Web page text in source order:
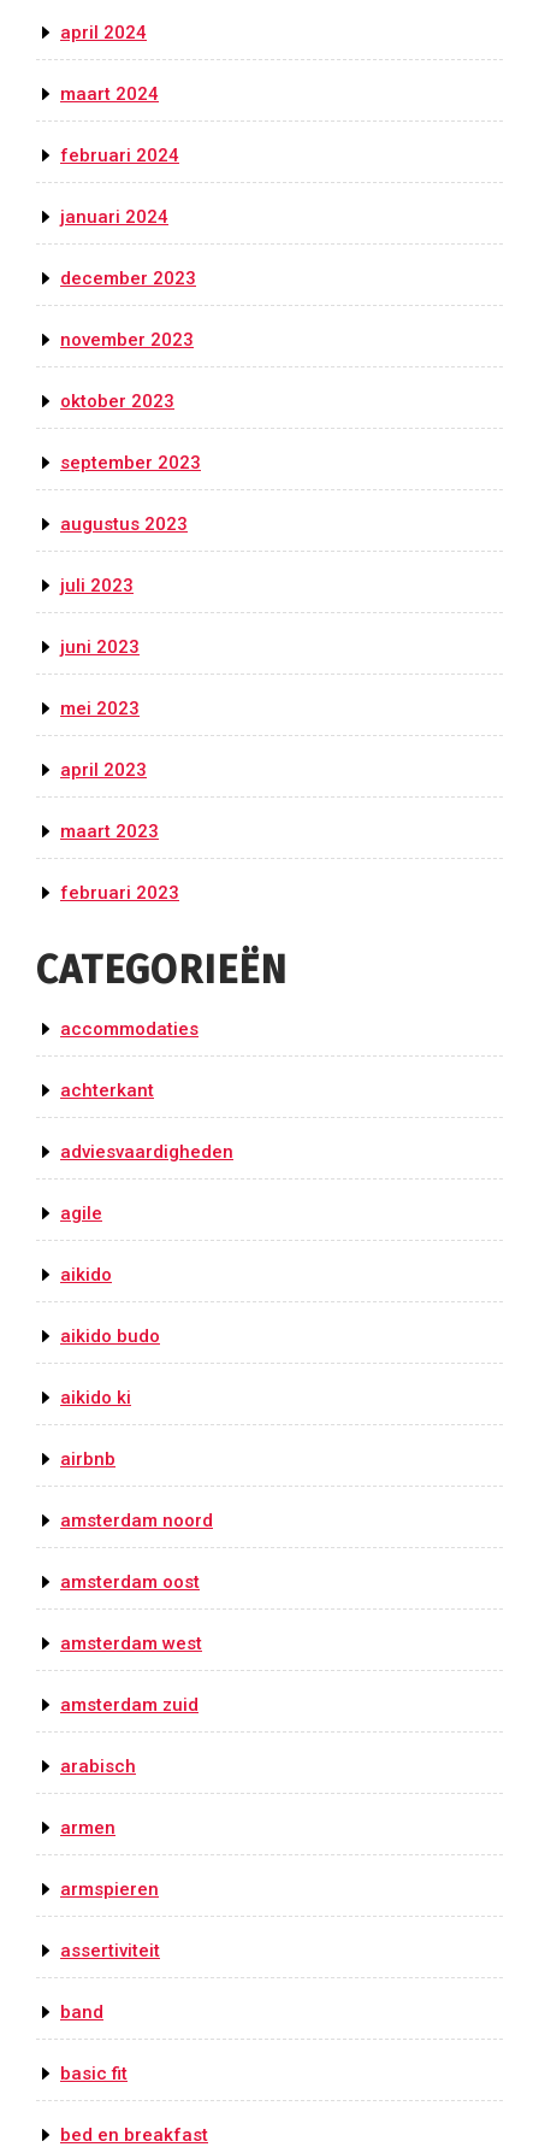
april 2024
maart 2024
februari 2024
januari 2024
december 2023
november 2023
oktober 2023
september 2023
augustus 2023
juli 2023
juni 2023
mei 2023
april 2023
maart 2023
februari 2023
CATEGORIEËN
accommodaties
achterkant
adviesvaardigheden
agile
aikido
aikido budo
aikido ki
airbnb
amsterdam noord
amsterdam oost
amsterdam west
amsterdam zuid
arabisch
armen
armspieren
assertiviteit
band
basic fit
bed en breakfast